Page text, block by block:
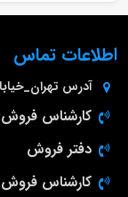
اطلاعات تماس
آدرس
کارشناس
دفتر فروش
کارشناس فروش